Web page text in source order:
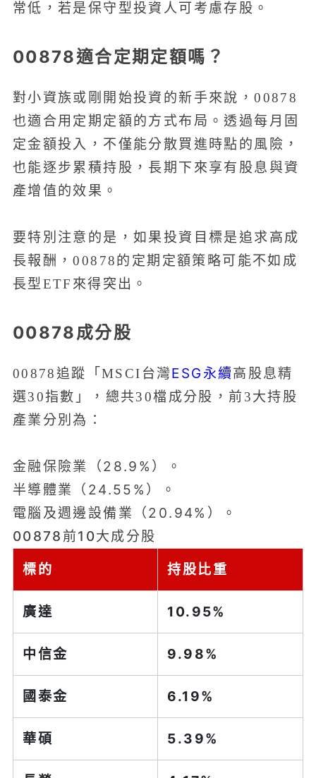
常低，若是保守型投資人可考慮存股。
00878適合定期定額嗎？
對小資族或剛開始投資的新手來說，00878
也適合用定期定額的方式布局。透過每月固
定金額投入，不僅能分散買進時點的風險，
也能逐步累積持股，長期下來享有股息與資
產增值的效果。
要特別注意的是，如果投資目標是追求高成
長報酬，00878的定期定額策略可能不如成
長型ETF來得突出。
00878成分股
00878追蹤「MSCI台灣ESG永續高股息精
選30指數」，總共30檔成分股，前3大持股
產業分別為：
金融保險業（28.9%）。
半導體業（24.55%）。
電腦及週邊設備業（20.94%）。
00878前10大成分股
標的
持股比重
廣達 10.95%
中信金 9.98%
國泰金 6.19%
華碩 5.39%